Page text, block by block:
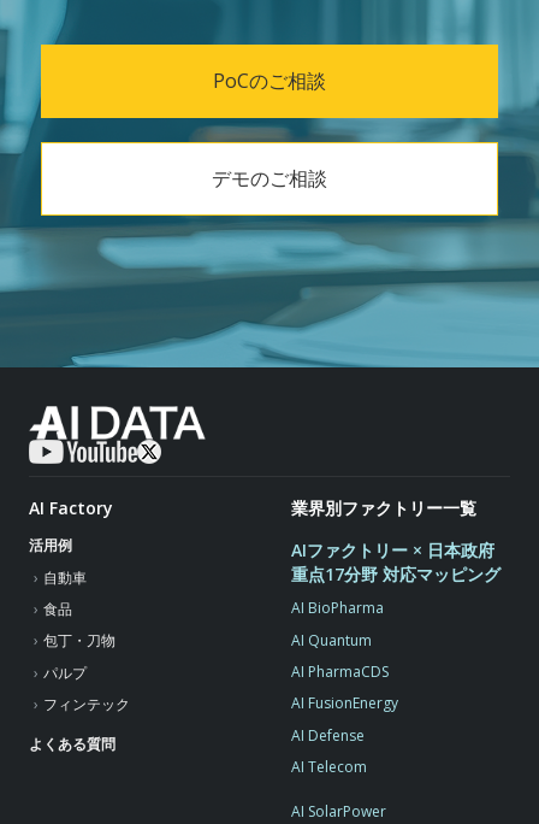
PoCのご相談
デモのご相談
AI Factory
活用例
自動車
食品
包丁・刀物
パルプ
フィンテック
よくある質問
業界別ファクトリー一覧
AIファクトリー × 日本政府
重点17分野 対応マッピング
AI BioPharma
AI Quantum
AI PharmaCDS
AI FusionEnergy
AI Defense
AI Telecom
AI SolarPower